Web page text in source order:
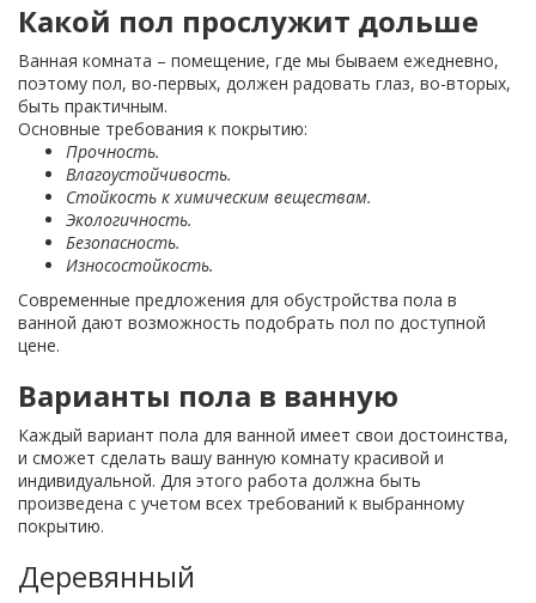
Какой пол прослужит дольше
Ванная комната – помещение, где мы бываем ежедневно,
поэтому пол, во-первых, должен радовать глаз, во-вторых,
быть практичным.
Основные требования к покрытию:
Прочность.
Влагоустойчивость.
Стойкость к химическим веществам.
Экологичность.
Безопасность.
Износостойкость.
Современные предложения для обустройства пола в
ванной дают возможность подобрать пол по доступной
цене.
Варианты пола в ванную
Каждый вариант пола для ванной имеет свои достоинства,
и сможет сделать вашу ванную комнату красивой и
индивидуальной. Для этого работа должна быть
произведена с учетом всех требований к выбранному
покрытию.
Деревянный